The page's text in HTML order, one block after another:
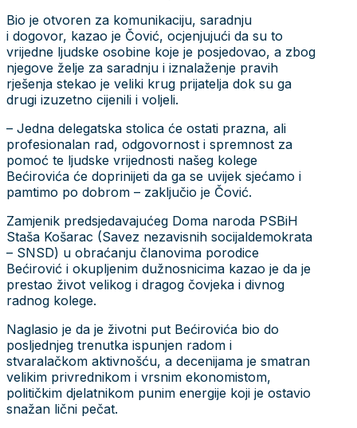
Bio je otvoren za komunikaciju, saradnju
i dogovor, kazao je Čović, ocjenjujući da su to
vrijedne ljudske osobine koje je posjedovao, a zbog
njegove želje za saradnju i iznalaženje pravih
rješenja stekao je veliki krug prijatelja dok su ga
drugi izuzetno cijenili i voljeli.
– Jedna delegatska stolica će ostati prazna, ali
profesionalan rad, odgovornost i spremnost za
pomoć te ljudske vrijednosti našeg kolege
Bećirovića će doprinijeti da ga se uvijek sjećamo i
pamtimo po dobrom – zaključio je Čović.
Zamjenik predsjedavajućeg Doma naroda PSBiH
Staša Košarac (Savez nezavisnih socijaldemokrata
– SNSD) u obraćanju članovima porodice
Bećirović i okupljenim dužnosnicima kazao je da je
prestao život velikog i dragog čovjeka i divnog
radnog kolege.
Naglasio je da je životni put Bećirovića bio do
posljednjeg trenutka ispunjen radom i
stvaralačkom aktivnošću, a decenijama je smatran
velikim privrednikom i vrsnim ekonomistom,
političkim djelatnikom punim energije koji je ostavio
snažan lični pečat.